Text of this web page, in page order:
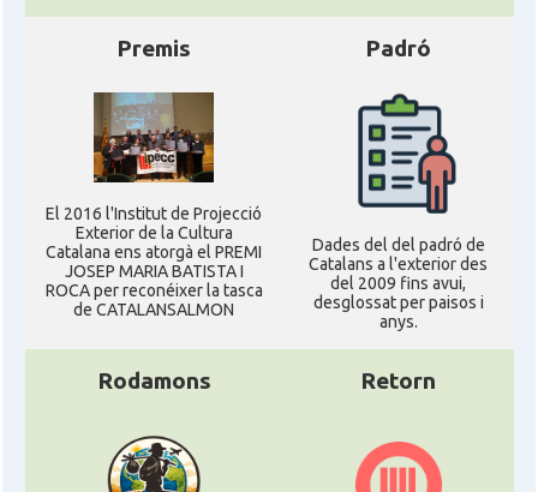
Premis
El 2016 l'Institut de Projecció
Exterior de la Cultura
Catalana ens atorgà el PREMI
JOSEP MARIA BATISTA I
ROCA per reconéixer la tasca
de CATALANSALMON
Padró
Dades del del padró de
Catalans a l'exterior des
del 2009 fins avui,
desglossat per paisos i
anys.
Rodamons Retorn